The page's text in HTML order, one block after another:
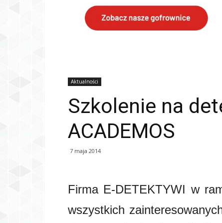
Aktualności
Szkolenie na
ACADEMOS
7 maja 2014
Firma E-DETEKTYWI w
wszystkich